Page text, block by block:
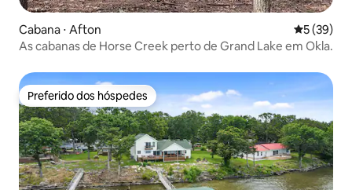
Cabana ⋅ Afton 5 de uma
5 (39)
As cabanas de Horse Creek perto de Grand Lake em Okla.
Preferido dos hóspedes
Preferido dos hóspedes